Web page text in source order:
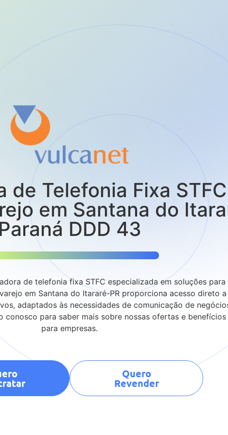
de Telefonia Fixa
em Santana do
Paraná DDD 43
de telefonia fixa STFC especializada em soluções para
em Santana do Itararé-PR proporciona acesso direto a
adaptados às necessidades de comunicação de
conosco para saber mais sobre nossas ofertas e benefícios
para empresas.
Quero
Revender